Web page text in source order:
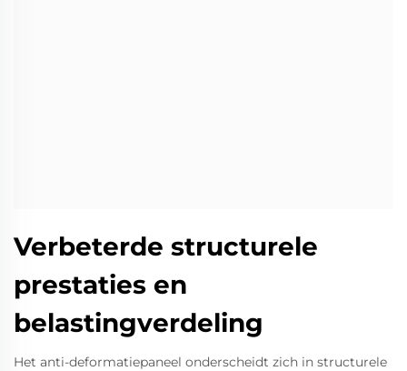
Verbeterde structurele
prestaties en
belastingverdeling
Het anti-deformatiepaneel onderscheidt zich in structurele